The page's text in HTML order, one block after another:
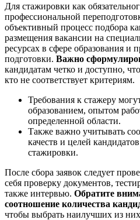
Для стажировки как
профессиональной
объективный процесс подбора
размещения вакансии на
ресурсах в сфере образования и
подготовки. Важно
кандидатам четко и доступно,
кто не соответствует критериям.
Требования к стажеру
образованием, опытом
определенной области.
Также важно учитывать
качеств и целей
стажировки.
После сбора заявок следует
себя проверку документов,
также интервью. Обратите
соотношение количества
чтобы выбрать наилучших из